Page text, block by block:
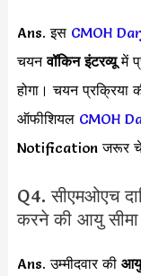
Ans. इस CMOH
चयनवॉकिन इंटरव्यूमें
होगा। चयन प्रक्रिया
ऑफीशियल CMOH
Notification जरूर
Q4. सीएमओएच
करने की आयु सीमा
Ans. उम्मीदवार की आयु